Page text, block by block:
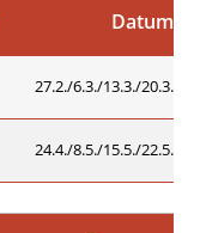
Datum
27.2./6.3./13.3./20.3./
24.4./8.5./15.5./22.5./